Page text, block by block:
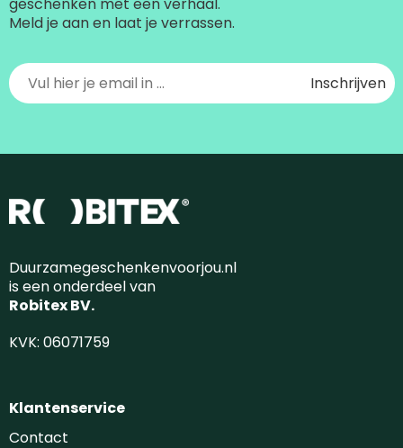
Meld je aan en laat je verrassen.
Duurzamegeschenkenvoorjou.nl
is een onderdeel van
Robitex BV.
KVK: 06071759
Klantenservice
Contact